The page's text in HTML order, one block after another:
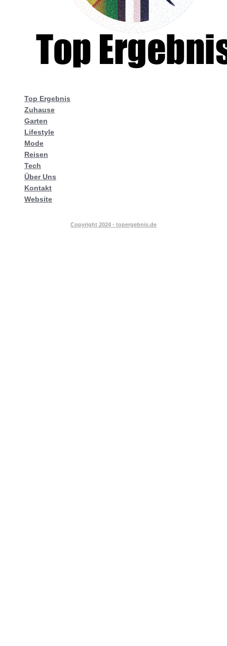
Top Ergebnis
Zuhause
Garten
Lifestyle
Mode
Reisen
Tech
Über Uns
Kontakt
Website
Copyright 2024 - topergebnis.de